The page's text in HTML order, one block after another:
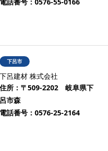
下呂市
下呂建材 株式会社
住所： 〒509-2202 岐阜県下
呂市森
電話番号： 0576-25-2164